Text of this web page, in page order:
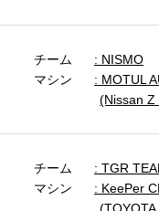
チーム
NISMO
マシン
MOTUL
(Nissan Z
チーム
TGR
マシン
KeePer